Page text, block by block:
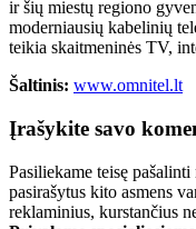
ir šių miestų regiono
moderniausių kabelinių
teikia skaitmeninės TV,
Šaltinis: www.omnitel.lt
Įrašykite savo
Pasiliekame teisę
pasirašytus kito asmens
reklaminius, kurstančius